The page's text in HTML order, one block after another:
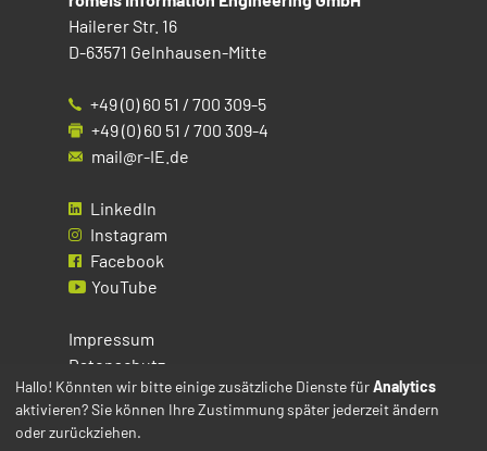
Hailerer Str. 16
D-63571 Gelnhausen-Mitte
+49 (0) 60 51 / 700 309-5
+49 (0) 60 51 / 700 309-4
mail@r-IE.de
LinkedIn
Instagram
Facebook
YouTube
Impressum
Datenschutz
Cookies
Hallo! Könnten wir bitte einige zusätzliche Dienste fürAnalytics
aktivieren? Sie können Ihre Zustimmung später jederzeit ändern
oder zurückziehen.